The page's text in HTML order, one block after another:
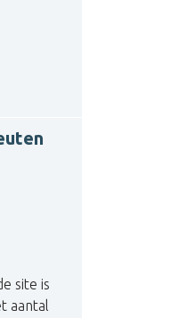
site is
aantal